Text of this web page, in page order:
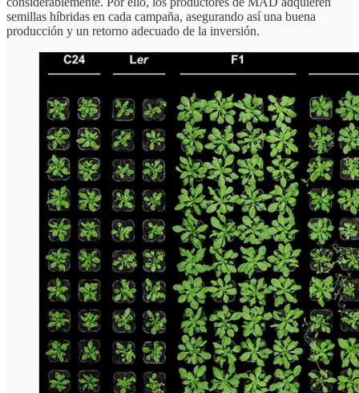
semillas híbridas en cada campaña, asegurando así una buena
producción y un retorno adecuado de la inversión.